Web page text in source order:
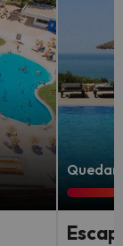
Quedan